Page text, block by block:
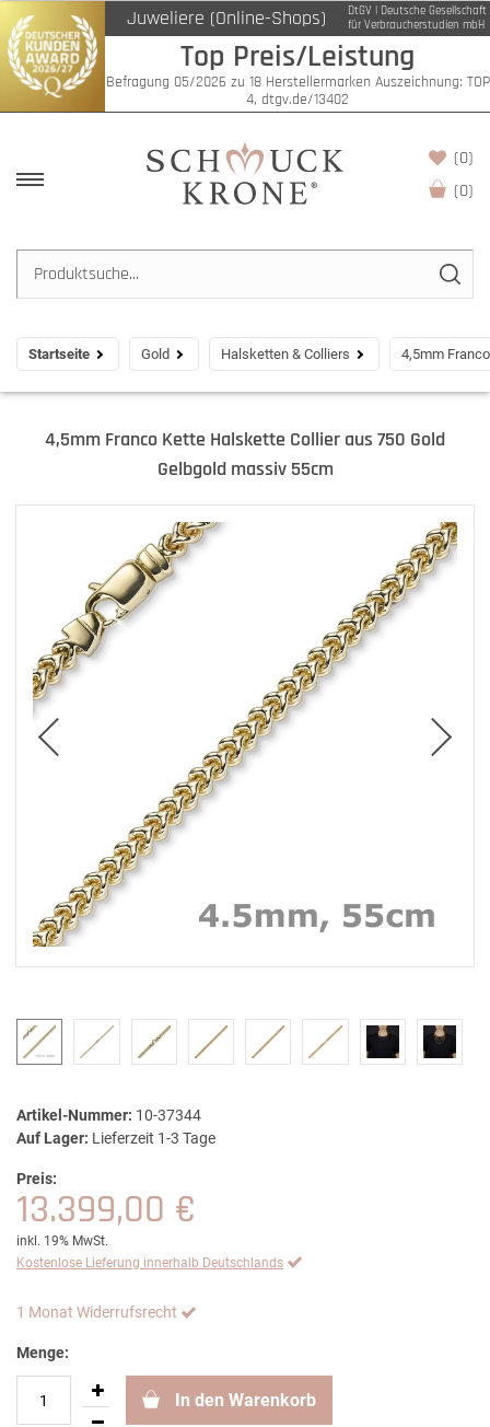
Juweliere (Online-Shops)
DtGV | Deutsche Gesellschaft
für Verbraucherstudien mbH
Top Preis/Leistung
Befragung 05/2026 zu 18 Herstellermarken Auszeichnung: TOP
4, dtgv.de/13402
(0)
(0)
Startseite Gold Halsketten & Colliers 4,5mm
4,5mm Franco Kette Halskette Collier aus 750 Gold
Gelbgold massiv 55cm
Artikel-Nummer: 10-37344
Auf Lager: Lieferzeit 1-3 Tage
Preis:
13.399,00 €
inkl. 19% MwSt.
Kostenlose Lieferung innerhalb Deutschlands
1 Monat Widerrufsrecht
Menge:
In den Warenkorb